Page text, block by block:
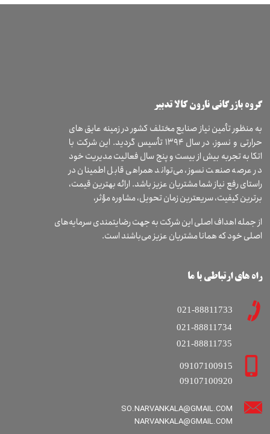
راه های ارتباطی با ما
​گروه بازرگانی نارون کالا تدبیر
به منظور تأمین نیاز صنایع مختلف کشور در زمینه عایق های
حرارتی و نسوز، در سال ۱۳۹۴ تأسیس گردید. این شرکت با
اتکا به تجربه بیش از بیست و پنج سال فعالیت مدیریت خود
در عرصه صنعت نسوز، می‌تواند همراهی قابل اطمینان در
راستای رفع نیاز شما مشتریان عزیز باشد. ارائه بهترین قیمت،
برترین کیفیت، سریعترین زمان تحویل، مشاوره مؤثر،
از جمله اهداف اصلی این شرکت به جهت رضایتمندی سرمایه‌های
اصلی خود که همانا مشتریان عزیز می‌باشند است.
021-88811733
021-88811734
021-88811735
09107100915
09107100920
SO.NARVANKALA@GMAIL.COM
​​​​​​​NARVANKALA@GMAIL.COM